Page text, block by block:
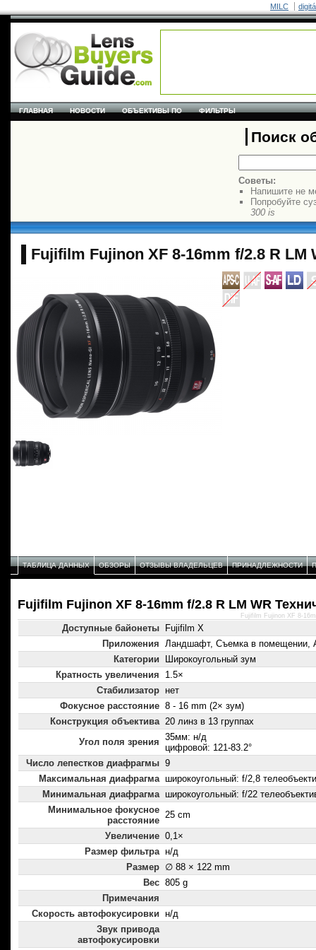
MILC
ГЛАВНАЯ НОВОСТИ ОБЪЕКТИВЫ ПО ФИЛЬТРЫ
Поиск
Советы:
Напишите не
Попробуйте
300 is
Fujifilm Fujinon XF 8-16mm f/2.8 R LM
ТАБЛИЦА ДАННЫХ ОБЗОРЫ ОТЗЫВЫ ВЛАДЕЛЬЦЕВ ПРИНАДЛЕЖНОСТИ
Fujifilm Fujinon XF 8-16mm f/2.8 R LM WR
Доступные байонеты
Fujifilm X
Приложения Ландшафт, Съемка в помещении,
Категории
Широкоугольный зум
Кратность увеличения
1.5×
Стабилизатор нет
Фокусное расстояние 8 - 16 mm (2× зум)
Конструкция объектива 20 линз в 13 группах
Угол поля зрения 35мм: н/д
цифровой: 121-83.2°
Число лепестков диафрагмы 9
Максимальная диафрагма широкоугольный: f/2,8
Минимальная диафрагма широкоугольный: f/22
Минимальное фокусное
расстояние
25 cm
Увеличение 0,1×
Размер фильтра н/д
Размер ∅ 88 × 122 mm
Вес 805 g
Примечания
Скорость автофокусировки н/д
Звук привода
автофокусировки
Fujifilm Fujinon XF 8-